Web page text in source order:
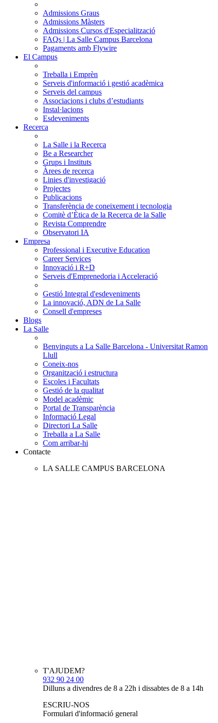
Admissions Graus
Admissions Màsters
Admissions Cursos d'Especialització
FAQs | La Salle Campus Barcelona
Pagaments amb Flywire
El Campus
Treballa i Emprèn
Serveis d'informació i gestió acadèmica
Serveis del campus
Associacions i clubs d’estudiants
Instal·lacions
Esdeveniments
Recerca
La Salle i la Recerca
Be a Researcher
Grups i Instituts
Àrees de recerca
Linies d'investigació
Projectes
Publicacions
Transferència de coneixement i tecnologia
Comitè d’Ètica de la Recerca de la Salle
Revista Comprendre
Observatori IA
Empresa
Professional i Executive Education
Career Services
Innovació i R+D
Serveis d'Emprenedoria i Acceleració
Gestió Integral d'esdeveniments
La innovació, ADN de La Salle
Consell d'empreses
Blogs
La Salle
Benvinguts a La Salle Barcelona - Universitat Ramon
Llull
Coneix-nos
Organització i estructura
Escoles i Facultats
Gestió de la qualitat
Model acadèmic
Portal de Transparència
Informació Legal
Directori La Salle
Treballa a La Salle
Com arribar-hi
Contacte
LA SALLE CAMPUS BARCELONA
T'AJUDEM?
932 90 24 00
Dilluns a divendres de 8 a 22h i dissabtes de 8 a 14h
ESCRIU-NOS
Formulari d'informació general